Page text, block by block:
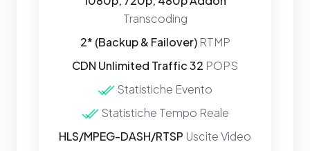
Transcoding
2* (Backup & Failover)RTMP
CDN Unlimited Traffic 32 POPS
Statistiche Evento
Statistiche Tempo Reale
HLS/MPEG-DASH/RTSP Uscite Video